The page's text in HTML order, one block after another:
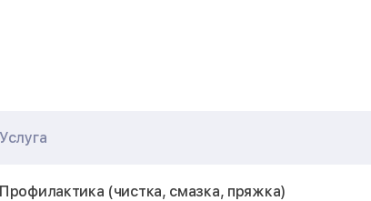
Услуга
Профилактика (чистка, смазка, пряжка)